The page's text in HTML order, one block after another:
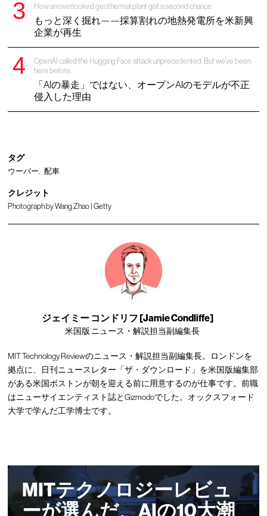
How an overlooked geothermal plant got a second chance
もっと深く掘れ——採算割れの地熱発電所を米新興
企業が再生
OpenAI called the Hugging Face attack unprecedented. But we’ve been
here before.
「AIの暴走」ではない、オープンAIのモデルが不正
侵入した理由
タグ
ウーバー 配車
クレジット
Photograph by Wang Zhao | Getty
ジェイミー コンドリフ [Jamie Condliffe]
米国版 ニュース・解説担当副編集長
MIT Technology Reviewのニュース・解説担当副編集長。ロンドンを
拠点に、日刊ニュースレター「ザ・ダウンロード」を米国版編集部
がある米国ボストンが朝を迎える前に用意するのが仕事です。前職
はニューサイエンティスト誌とGizmodoでした。オックスフォード
大学で学んだ工学博士です。
MITテクノロジーレビュ
ーが選んだ、AIの10大潮